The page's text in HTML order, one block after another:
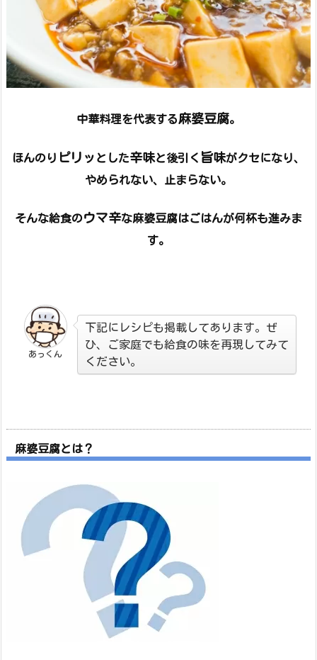
中華料理を代表する麻婆豆腐。
ほんのり ピリッ とした辛味と後引く 旨味がクセになり、
やめられない、止まらない。
そんな給食のウマ辛な麻婆豆腐はごはんが何杯も進みま
す。
あっくん
下記にレシピも掲載してあります。ぜ
ひ、ご家庭でも給食の味を再現してみて
ください。
麻婆豆腐とは？